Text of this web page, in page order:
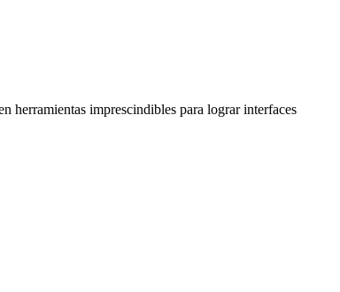
herramientas imprescindibles para lograr interfaces